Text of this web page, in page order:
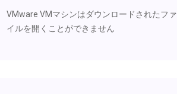
VMware VMマシンはダウンロードされたファ
イルを開くことができません